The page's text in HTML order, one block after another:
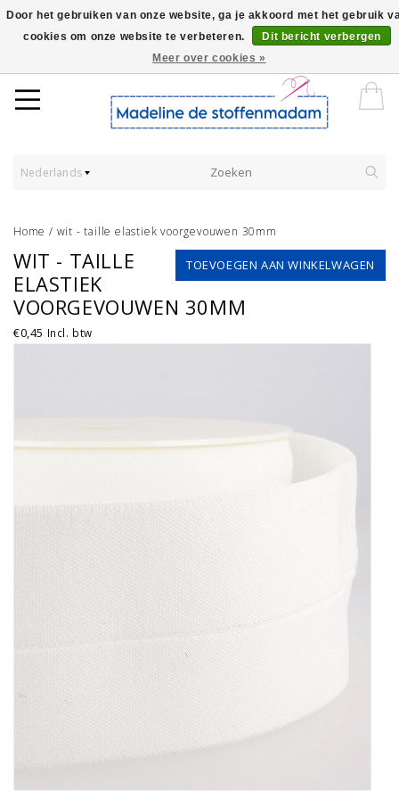
Worldwide Shipping - Onze stoffen worden verkocht per 10 cm.
Nederlands
Home / wit - taille elastiek voorgevouwen 30mm
TOEVOEGEN AAN WINKELWAGEN
WIT - TAILLE
ELASTIEK
VOORGEVOUWEN 30MM
€0,45 Incl. btw
Door het gebruiken van onze website, ga je akkoord met het gebruik
cookies om onze website te verbeteren.
Dit bericht verbergen
Meer over cookies »